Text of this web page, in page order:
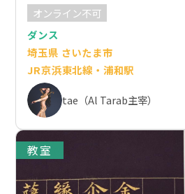
オンライン不可
ダンス
埼玉県 さいたま市
JR京浜東北線・浦和駅
tae（Al Tarab主宰）
教室